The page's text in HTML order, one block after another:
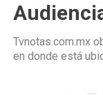
Tvnotas.com.mx
en donde está